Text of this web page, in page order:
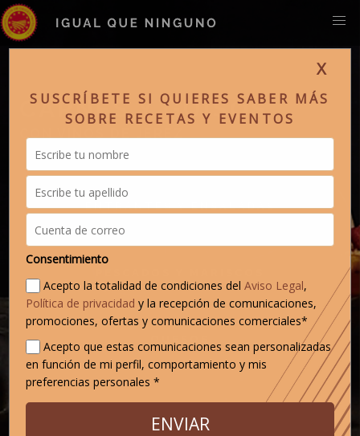
CARNES Y GUISOS
CON VINOS DE JEREZ
ENTRANTES Y ENSALADAS
POSTRES
X
SUSCRÍBETE SI QUIERES SABER MÁS
SOBRE RECETAS Y EVENTOS
Consentimiento
Acepto la totalidad de condiciones delAviso Legal,
Política de privacidad y la recepción de comunicaciones,
promociones, ofertas y comunicaciones comerciales*
Acepto que estas comunicaciones sean personalizadas
en función de mi perfil, comportamiento y mis
preferencias personales *
ENVIAR